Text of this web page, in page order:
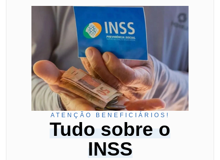
ATENÇÃO BENEFICIÁRIOS!
Tudo sobre o
INSS